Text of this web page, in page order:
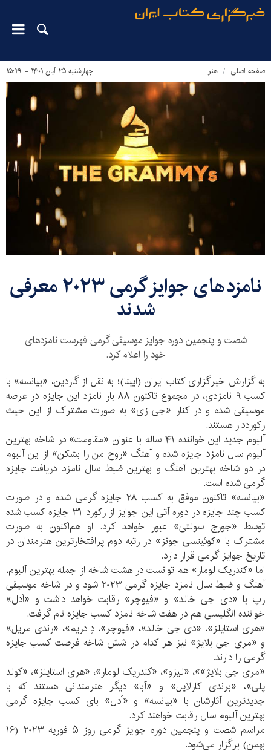
صفحه اصلی هنر چهارشنبه ۲۵ آبان ۱۴۰۱ - ۱۵:۲۹
نامزدهای جوایز گرمی ۲۰۲۳ معرفی
شدند
شصت و پنجمین دوره جوایز موسیقی گرمی فهرست نامزدهای
خود را اعلام کرد.
به گزارش خبرگزاری کتاب ایران (ایبنا)؛ به نقل از گاردین، «بیانسه» با
کسب ۹ نامزدی، در مجموع تاکنون ۸۸ بار نامزد این جایزه در عرصه
موسیقی شده و در کنار «جی زی» به صورت مشترک از این حیث
رکورددار هستند.
آلبوم جدید این خواننده ۴۱ ساله با عنوان «مقاومت» در شاخه بهترین
آلبوم سال نامزد جایزه شده و آهنگ «روح من را بشکن» از این آلبوم
در دو شاخه بهترین آهنگ و بهترین ضبط سال نامزد دریافت جایزه
گرمی شده است.
«بیانسه» تاکنون موفق به کسب ۲۸ جایزه گرمی شده و در صورت
کسب چند جایزه در دوره آتی این جوایز از رکورد ۳۱ جایزه کسب شده
توسط «جورج سولتی» عبور خواهد کرد. او هم‌اکنون به صورت
مشترک با «کوئینسی جونز» در رتبه دوم پرافتخارترین هنرمندان در
تاریخ جوایز گرمی قرار دارد.
اما «کندریک لومار» هم توانست در هشت شاخه از جمله بهترین آلبوم،
آهنگ و ضبط سال نامزد جایزه گرمی ۲۰۲۳ شود و در شاخه موسیقی
رپ با «دی جی خالد» و «فیوچر» رقابت خواهد داشت و «اَدل»
خواننده انگلیسی هم در هفت شاخه نامزد کسب جایزه نام گرفت.
«هری استایلز»، «دی جی خالد»، «فیوچر»، دِ دریم»، «رندی مریل»
و «مری جی بلایژ» نیز هر کدام در شش شاخه فرصت کسب جایزه
گرمی را دارند.
«مری جی بلایژ»»، «لیزو»، «کندریک لومار»، «هری استایلز»، «کولد
پلی»، «برندی کارلایل» و «آبا» دیگر هنرمندانی هستند که با
جدیدترین آثارشان با «بیانسه» و «اَدل» بای کسب جایزه گرمی
بهترین آلبوم سال رقابت خواهند کرد.
مراسم شصت و پنجمین دوره جوایز گرمی روز ۵ فوریه ۲۰۲۳ (۱۶
بهمن) برگزار می‌شود.